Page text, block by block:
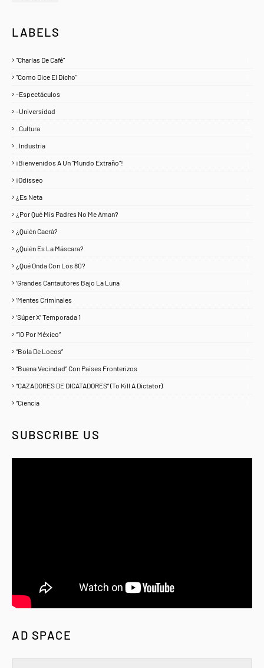
LABELS
"Charlas De Café"
"Como Dice El Dicho"
-Espectáculos
-Universidad
. Cultura
. Industria
¡Bienvenidos A Un "Mundo Extraño"!
¡Odisseo
¿Es Neta
¿Por Qué Mis Padres No Me Aman?
¿Quién Caerá?
¿Quién Es La Máscara?
¿Qué Onda Con Los 80?
‘Grandes Cantautores Bajo La Luna
‘Mentes Criminales
‘Súper X’ Temporada 1
“10 Por México”
“Bola De Locos”
“Buena Vecindad” Con Países Fronterizos
“CAZADORES DE DICATADORES” (To Kill A Dictator)
“Ciencia
SUBSCRIBE US
AD SPACE